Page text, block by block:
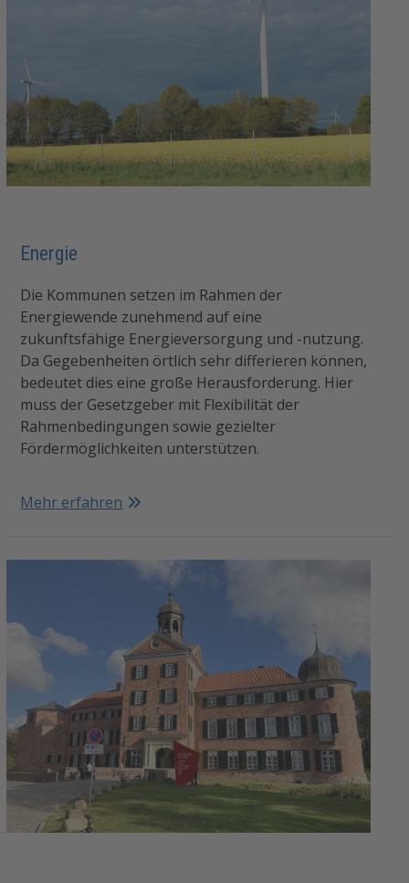
Energie
Die Kommunen setzen im Rahmen der
Energiewende zunehmend auf eine
zukunftsfähige Energieversorgung und -nutzung.
Da Gegebenheiten örtlich sehr differieren können,
bedeutet dies eine große Herausforderung. Hier
muss der Gesetzgeber mit Flexibilität der
Rahmenbedingungen sowie gezielter
Fördermöglichkeiten unterstützen.
Mehr erfahren